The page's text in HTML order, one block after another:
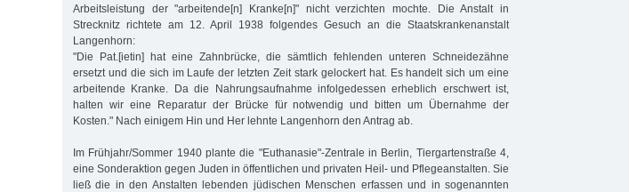
Arbeitsleistung der "arbeitende[n] Kranke[n]" nicht verzichten mochte. Die Anstalt in
Strecknitz richtete am 12. April 1938 folgendes Gesuch an die Staatskrankenanstalt
Langenhorn:
"Die Pat.[ietin] hat eine Zahnbrücke, die sämtlich fehlenden unteren Schneidezähne
ersetzt und die sich im Laufe der letzten Zeit stark gelockert hat. Es handelt sich um eine
arbeitende Kranke. Da die Nahrungsaufnahme infolgedessen erheblich erschwert ist,
halten wir eine Reparatur der Brücke für notwendig und bitten um Übernahme der
Kosten." Nach einigem Hin und Her lehnte Langenhorn den Antrag ab.
Im Frühjahr/Sommer 1940 plante die "Euthanasie"-Zentrale in Berlin, Tiergartenstraße 4,
eine Sonderaktion gegen Juden in öffentlichen und privaten Heil- und Pflegeanstalten. Sie
ließ die in den Anstalten lebenden jüdischen Menschen erfassen und in sogenannten